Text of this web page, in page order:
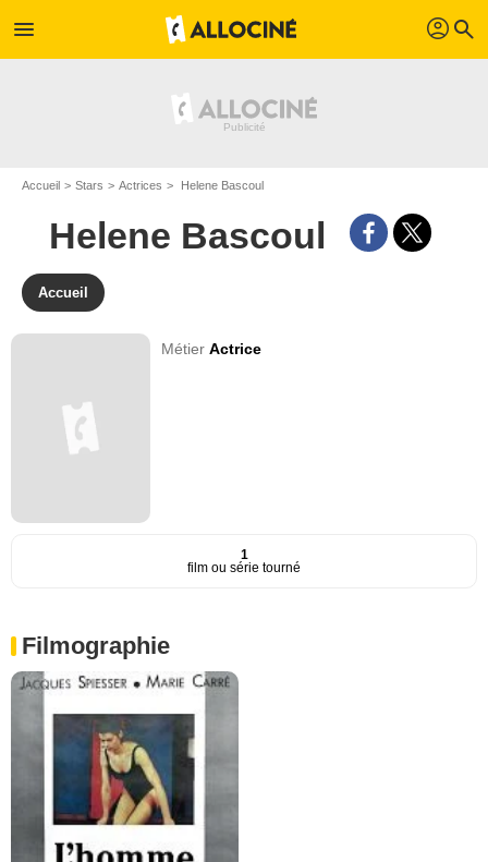
menu profil search
Accueil Stars Actrices Helene Bascoul
Helene Bascoul
Accueil
MétierActrice
1
film ou série tourné
Filmographie